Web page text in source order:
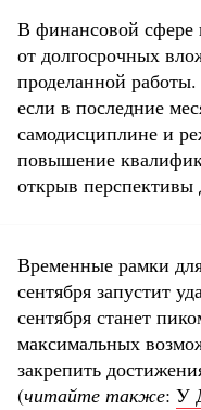
В финансовой сфере
от долгосрочных
проделанной
если в последние
самодисциплине и
повышение
открыв
Временные рамки
сентября запустит
сентября станет
максимальных
закрепить
(читайте также: У